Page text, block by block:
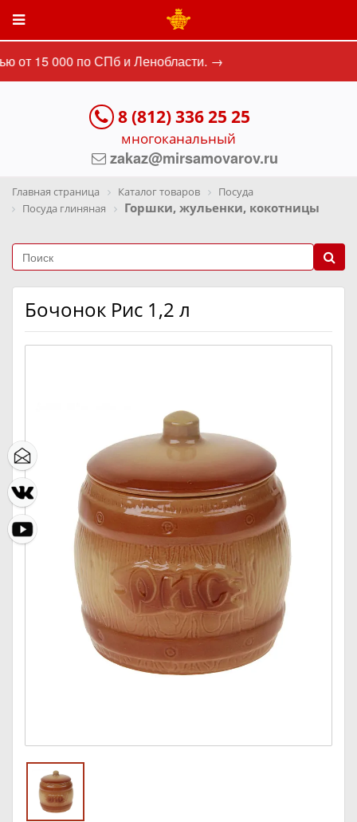
от 15 000 по СПб и Ленобласти. →
8 (812) 336 25 25
многоканальный
zakaz@mirsamovarov.ru
Главная страница Каталог товаров
Посуда
Посуда глиняная
Горшки, жульенки, кокотницы
Бочонок Рис 1,2 л